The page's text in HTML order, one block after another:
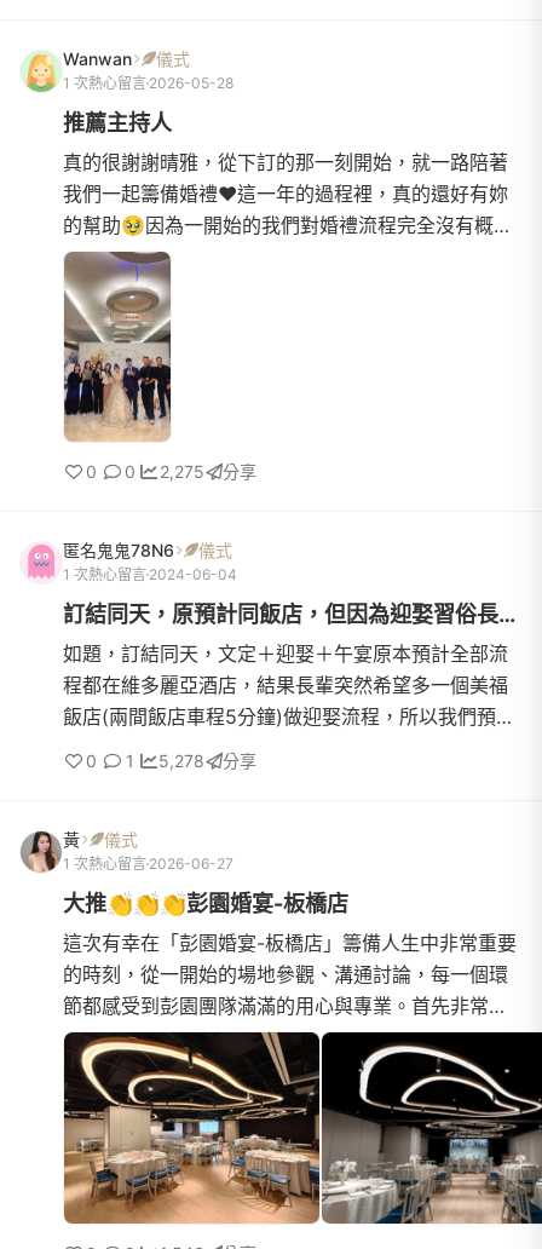
Wanwan 儀式
1 次熱心留言 2026-05-28
推薦主持人
真的很謝謝晴雅，從下訂的那一刻開始，就一路陪著
我們一起籌備婚禮❤️這一年的過程裡，真的還好有妳
的幫助🥹因為一開始的我們對婚禮流程完全沒有概
念，也不知道到底該從哪裡開始準備，但第一次視訊
討論時，妳就給了我...
0 0 2,275 分享
匿名鬼鬼78N6 儀式
1 次熱心留言 2024-06-04
訂結同天，原預計同飯店，但因為迎娶習俗長輩想拆成兩間飯店
如題，訂結同天，文定＋迎娶＋午宴原本預計全部流
程都在維多麗亞酒店，結果長輩突然希望多一個美福
飯店(兩間飯店車程5分鐘)做迎娶流程，所以我們預期
調整成如下流程：1.女方前一晚住進美福飯店2.隔天文
定(原訂9點，...
0 1 5,278 分享
黃 儀式
1 次熱心留言 2026-06-27
大推👏👏👏彭園婚宴-板橋店
這次有幸在「彭園婚宴-板橋店」籌備人生中非常重要
的時刻，從一開始的場地參觀、溝通討論，每一個環
節都感受到彭園團隊滿滿的用心與專業。首先非常感
謝彭園提供了如此舒適又優雅的宴會空間，整體環境
明亮、大氣又充...